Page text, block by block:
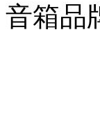
音箱品